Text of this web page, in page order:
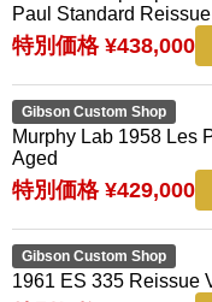
Paul Standard
特別価格 ¥438,000
Gibson Custom Shop
Murphy Lab 1958 Les
Aged
特別価格 ¥429,000
Gibson Custom Shop
1961 ES 335 Reissue